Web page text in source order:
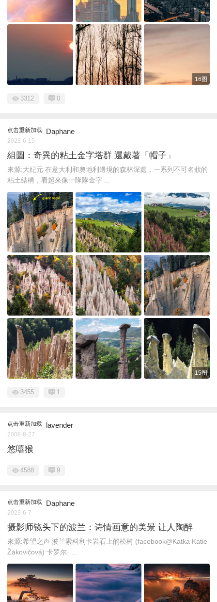
16图
3312 0
点击重新加载 Daphane
2023-6-15
組圖：奇異的粘土金字塔群 還戴著「帽子」
來源:大紀元 在意大利和奧地利邊境的森林深處，一系列不可名狀的
粘土結構，看起來像一隊隊金字 ...
15图
3455 1
点击重新加载 lavender
2008-8-27
悠嘻猴
4588 9
点击重新加载 Daphane
2023-6-7
摄影师镜头下的波兰：诗情画意的美景 让人陶醉
來源:希望之声 波兰索科利卡岩石上的松树 (facebook@Katka Katie
Žákovičová) 卡罗尔· ...